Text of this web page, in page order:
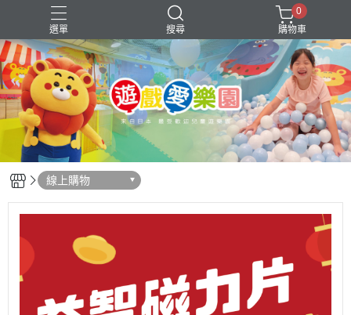
選單 搜尋
年中慶 會員優惠
0
購物車
線上購物